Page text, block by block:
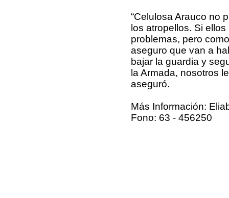
“Celulosa Arauco no
los atropellos. Si
problemas, pero
aseguro que van a
bajar la guardia y
la Armada, nosotros
aseguró.
Más Información:
Fono: 63 - 456250